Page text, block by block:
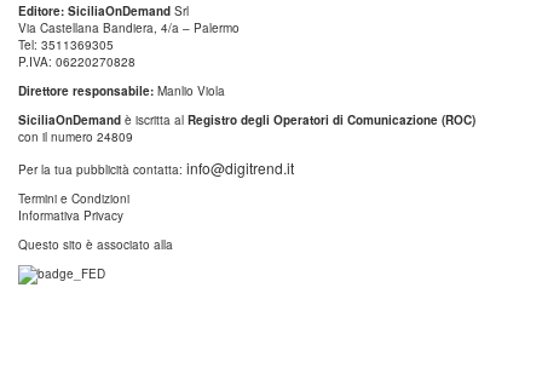
Editore: SiciliaOnDemand Srl
Via Castellana Bandiera, 4/a – Palermo
Tel: 3511369305
P.IVA: 06220270828
Direttore responsabile: Manlio Viola
SiciliaOnDemand è iscritta al Registro degli Operatori di Comunicazione (ROC)
con il numero 24809
Per la tua pubblicità contatta: info@digitrend.it
Termini e Condizioni
Informativa Privacy
Questo sito è associato alla